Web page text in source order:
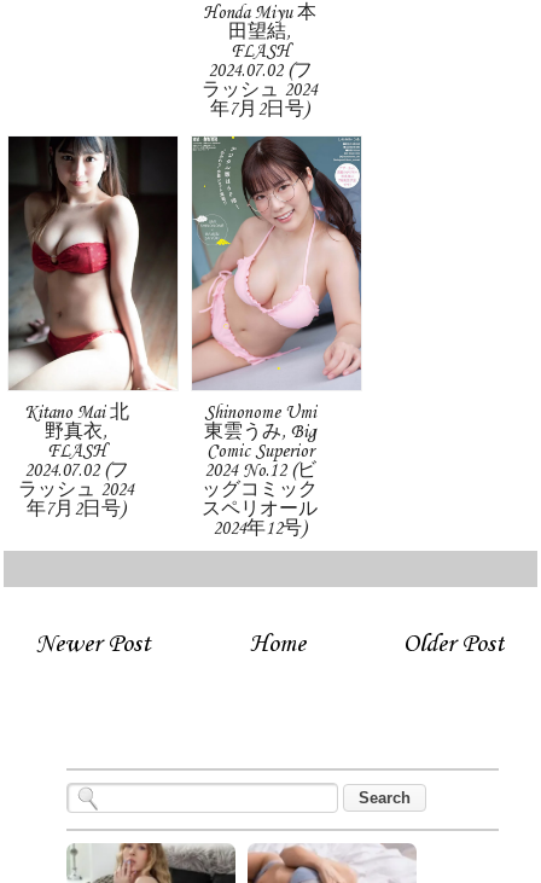
Honda Miyu 本
田望結,
FLASH
2024.07.02 (フ
ラッシュ 2024
年7月2日号)
Kitano Mai 北
野真衣,
FLASH
2024.07.02 (フ
ラッシュ 2024
年7月2日号)
Shinonome Umi
東雲うみ, Big
Comic Superior
2024 No.12 (ビ
ッグコミック
スペリオール
2024年12号)
Newer Post Older Post
Home